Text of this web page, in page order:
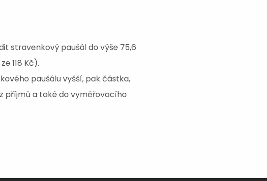
stravenkový paušál do výše 75,6
118 Kč).
paušálu vyšší, pak částka,
příjmů a také do vyměřovacího